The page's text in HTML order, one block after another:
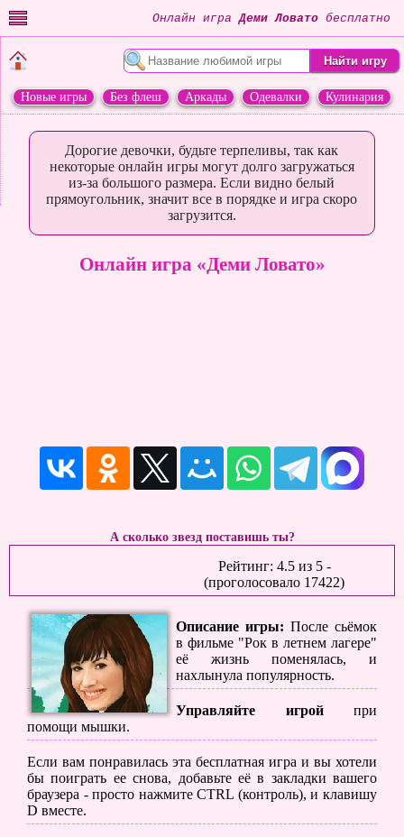
Онлайн играДеми Ловато бесплатно
Новые игры Без флеш Аркады Одевалки
Кулинария
Дорогие девочки, будьте терпеливы, так как
некоторые онлайн игры могут долго загружаться
из-за большого размера. Если видно белый
прямоугольник, значит все в порядке и игра скоро
загрузится.
Онлайн игра «Деми Ловато»
А сколько звезд поставишь ты?
Рейтинг: 4.5из 5-
(проголосовало 17422)
Описание игры: После сьёмок
в фильме "Рок в летнем лагере"
её жизнь поменялась, и
нахлынула популярность.
Управляйте игройпри
помощи мышки.
Если вам понравилась эта бесплатная игра и вы хотели
бы поиграть ее снова, добавьте её в закладки вашего
браузера - просто нажмите CTRL (контроль), и клавишу
D вместе.